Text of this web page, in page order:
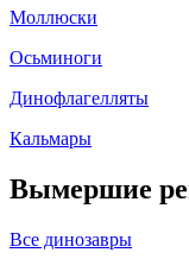
Моллюски
Осьминоги
Динофлагелляты
Кальмары
Вымершие
Все динозавры